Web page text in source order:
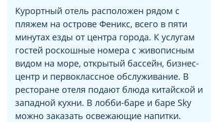
Курортный отель расположен рядом с
пляжем на острове Феникс, всего в пяти
минутах езды от центра города. К услугам
гостей роскошные номера с живописным
видом на море, открытый бассейн, бизнес-
центр и первоклассное обслуживание. В
ресторане отеля подают блюда китайской и
западной кухни. В лобби-баре и баре Sky
можно заказать освежающие напитки.